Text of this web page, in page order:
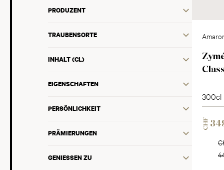
PRODUZENT
TRAUBENSORTE
INHALT (CL)
EIGENSCHAFTEN
PERSÖNLICHKEIT
PRÄMIERUNGEN
GENIESSEN ZU
DOP
300cl
CHF